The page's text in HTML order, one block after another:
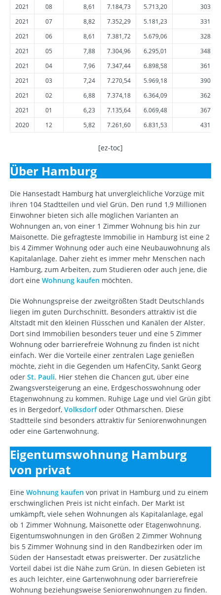
2021
08 8,61 7.184,73 5.713,20
2021
07 8,82 7.352,29 5.181,23
2021
06 8,61 7.381,72 5.679,06
2021
05 7,88 7.304,96 6.295,01
2021
04 7,96 7.347,44 6.898,58
2021
03 7,24 7.270,54 5.969,18
2021
02 6,88 7.374,18 6.364,09
2021
01 6,23 7.135,64 6.069,48
2020
12 5,82 7.261,60 6.831,53
[ez-toc]
Über Hamburg
Die Hansestadt Hamburg hat unvergleichliche Vorzüge mit
ihren 104 Stadtteilen und viel Grün. Den rund 1,9 Millionen
Einwohner bieten sich alle möglichen Varianten an
Wohnungen an, von einer 1 Zimmer Wohnung bis hin zur
Maisonette. Die gefragteste Immobilie in Hamburg ist eine 2
bis 4 Zimmer Wohnung oder auch eine Neubauwohnung als
Kapitalanlage. Daher zieht es immer mehr Menschen nach
Hamburg, zum Arbeiten, zum Studieren oder auch jene, die
dort eine Wohnung kaufen möchten.
Die Wohnungspreise der zweitgrößten Stadt Deutschlands
liegen im guten Durchschnitt. Besonders attraktiv ist die
Altstadt mit den kleinen Flüsschen und Kanälen der Alster.
Dort sind Immobilien besonders teuer und eine 5 Zimmer
Wohnung oder barrierefreie Wohnung zu finden ist nicht
einfach. Wer die Vorteile einer zentralen Lage genießen
möchte, zieht in die Gegenden um HafenCity, Sankt Georg
oder St. Pauli. Hier stehen die Chancen gut, über eine
Zwangsversteigerung an eine, Erdgeschosswohnung oder
Etagenwohnung zu kommen. Ruhige Lage und viel Grün gibt
es in Bergedorf, Volksdorfoder Othmarschen. Diese
Stadtteile sind besonders attraktiv für Seniorenwohnungen
oder eine Gartenwohnung.
Eigentumswohnung Hamburg
von privat
Eine Wohnung kaufen von privat in Hamburg und zu einem
erschwinglichen Preis ist nicht einfach. Der Markt ist
umkämpft, viele sehen Wohnungen als Kapitalanlage, egal
ob 1 Zimmer Wohnung, Maisonette oder Etagenwohnung.
Eigentumswohnungen in den Größen 2 Zimmer Wohnung
bis 5 Zimmer Wohnung sind in den Randbezirken oder im
Süden der Hansestadt etwas preiswerter. Der zusätzliche
Vorteil dabei ist die Nähe zum Grün. In diesen Gebieten ist
es auch leichter, eine Gartenwohnung oder barrierefreie
Wohnung beziehungsweise Seniorenwohnungen zu finden.